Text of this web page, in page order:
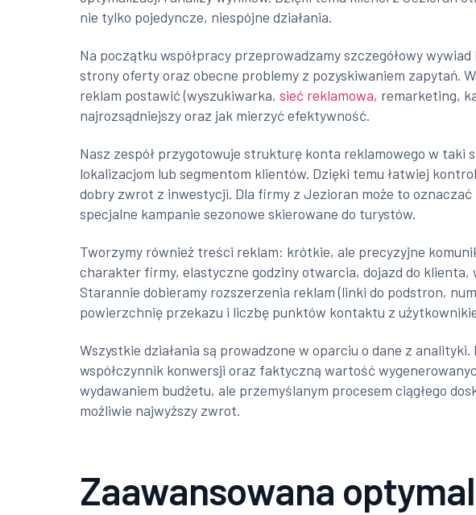
nie tylko pojedyncze, niespójne działania.
Na początku współpracy przeprowadzamy szczegółowy
strony oferty oraz obecne problemy z pozyskiwaniem zapytań.
reklam postawić (wyszukiwarka,sieć reklamowa, remarketing,
najrozsądniejszy oraz jak mierzyć efektywność.
Nasz zespół przygotowuje strukturę konta reklamowego w taki
lokalizacjom lub segmentom klientów. Dzięki temu łatwiej
dobry zwrot z inwestycji. Dla firmy z Jezioran może to
specjalne kampanie sezonowe skierowane do turystów.
Tworzymy również treści reklam: krótkie, ale precyzyjne
charakter firmy, elastyczne godziny otwarcia, dojazd do
Starannie dobieramy rozszerzenia reklam (linki do podstron,
powierzchnię przekazu i liczbę punktów kontaktu z
Wszystkie działania są prowadzone w oparciu o dane z
współczynnik konwersji oraz faktyczną wartość
wydawaniem budżetu, ale przemyślanym procesem ciągłego
możliwie najwyższy zwrot.
Zaawansowana